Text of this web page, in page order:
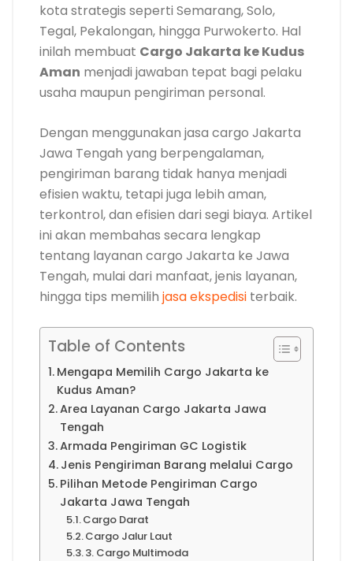
kota strategis seperti Semarang, Solo,
Tegal, Pekalongan, hingga Purwokerto. Hal
inilah membuat Cargo Jakarta ke Kudus
Aman menjadi jawaban tepat bagi pelaku
usaha maupun pengiriman personal.
Dengan menggunakan jasa cargo Jakarta
Jawa Tengah yang berpengalaman,
pengiriman barang tidak hanya menjadi
efisien waktu, tetapi juga lebih aman,
terkontrol, dan efisien dari segi biaya. Artikel
ini akan membahas secara lengkap
tentang layanan cargo Jakarta ke Jawa
Tengah, mulai dari manfaat, jenis layanan,
hingga tips memilih jasa ekspedisi terbaik.
Table of Contents
Mengapa Memilih Cargo Jakarta ke
Kudus Aman?
Area Layanan Cargo Jakarta Jawa
Tengah
Armada Pengiriman GC Logistik
Jenis Pengiriman Barang melalui Cargo
Pilihan Metode Pengiriman Cargo
Jakarta Jawa Tengah
Cargo Darat
Cargo Jalur Laut
3. Cargo Multimoda